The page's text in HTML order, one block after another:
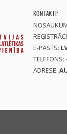
KONTAKTI:
E-PASTS:
TELEFONS:
ADRESE: